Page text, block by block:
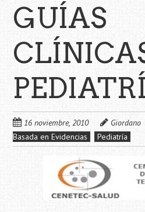
GUÍAS
16 noviembre, 2010 Giordano
Basada en Evidencias
Pediatría